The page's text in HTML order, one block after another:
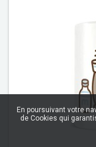
En poursuivant votre
de Cookies qui